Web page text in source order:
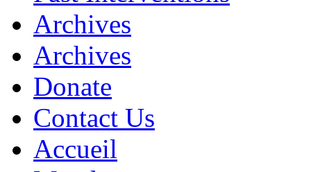
Archives
Archives
Donate
Contact Us
Accueil